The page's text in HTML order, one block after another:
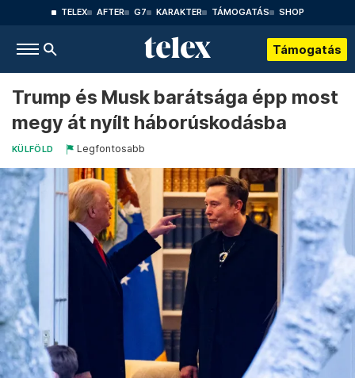
TELEX AFTER G7 KARAKTER TÁMOGATÁS SHOP
Támogatás
Trump és Musk barátsága épp most
megy át nyílt háborúskodásba
KÜLFÖLD Legfontosabb